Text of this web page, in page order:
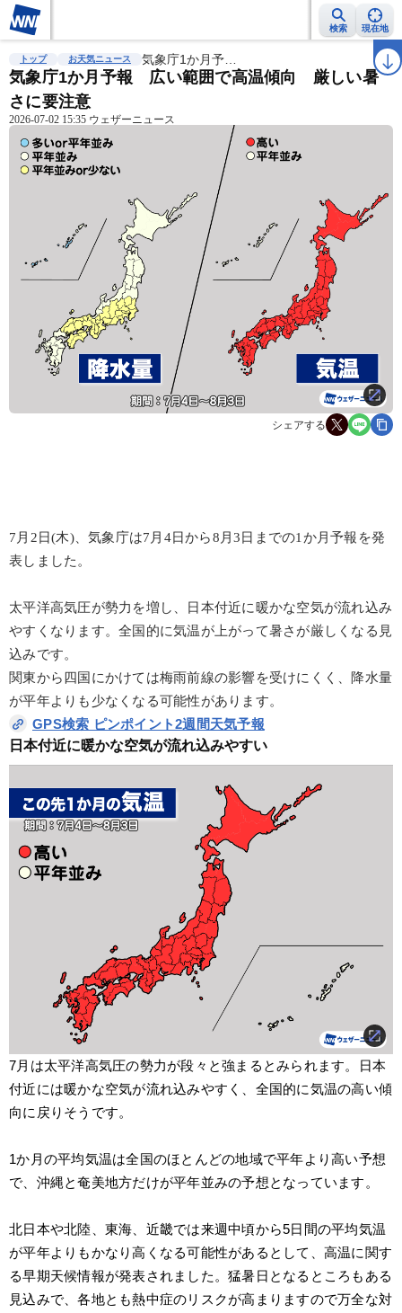
検索 現在地
雨雲レーダー 台風情報 地震情報 ラ
トップ お天気ニュース 気象庁1か月予…
気象庁1か月予報 広い範囲で高温傾向 厳しい暑
さに要注意
2026-07-02 15:35 ウェザーニュース
シェアする
7月2日(木)、気象庁は7月4日から8月3日までの1か月予報を発
表しました。
太平洋高気圧が勢力を増し、日本付近に暖かな空気が流れ込み
やすくなります。全国的に気温が上がって暑さが厳しくなる見
込みです。
関東から四国にかけては梅雨前線の影響を受けにくく、降水量
が平年よりも少なくなる可能性があります。
GPS検索 ピンポイント2週間天気予報
日本付近に暖かな空気が流れ込みやすい
7月は太平洋高気圧の勢力が段々と強まるとみられます。日本
付近には暖かな空気が流れ込みやすく、全国的に気温の高い傾
向に戻りそうです。
1か月の平均気温は全国のほとんどの地域で平年より高い予想
で、沖縄と奄美地方だけが平年並みの予想となっています。
北日本や北陸、東海、近畿では来週中頃から5日間の平均気温
が平年よりもかなり高くなる可能性があるとして、高温に関す
る早期天候情報が発表されました。猛暑日となるところもある
見込みで、各地とも熱中症のリスクが高まりますので万全な対